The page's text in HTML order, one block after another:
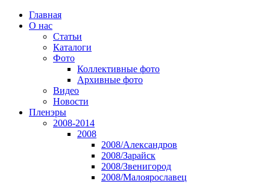
Главная
О нас
Статьи
Каталоги
Фото
Коллективные фото
Архивные фото
Видео
Новости
Пленэры
2008-2014
2008
2008/Александров
2008/Зарайск
2008/Звенигород
2008/Малоярославец